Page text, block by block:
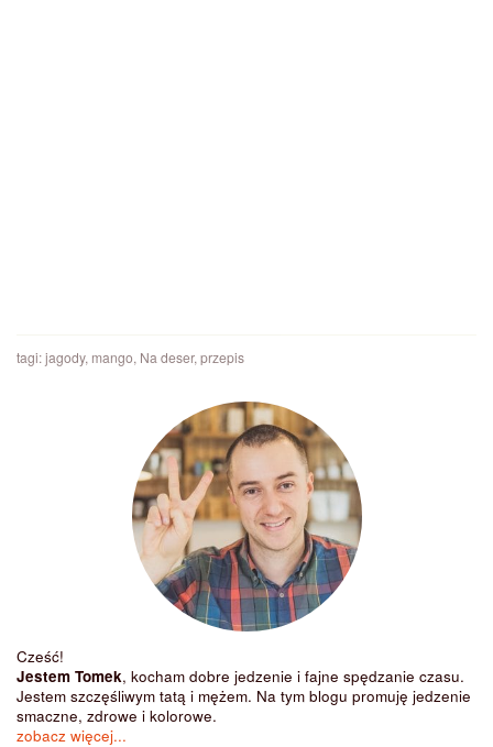
tagi:jagody, mango, Na deser,przepis
Cześć!
Jestem Tomek, kocham dobre jedzenie i fajne spędzanie czasu.
Jestem szczęśliwym tatą i mężem. Na tym blogu promuję jedzenie
smaczne, zdrowe i kolorowe.
zobacz więcej...